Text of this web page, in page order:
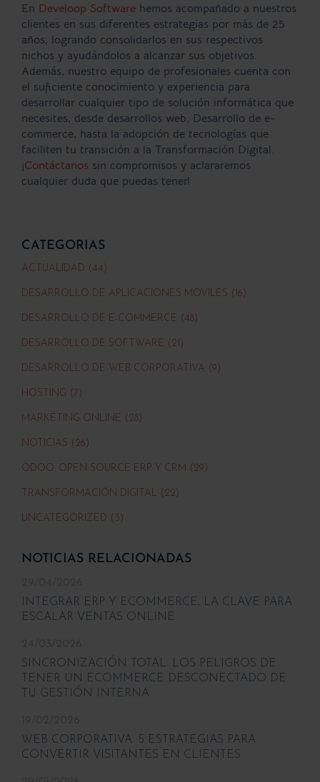
En Develoop Software hemos acompañado a nuestros
clientes en sus diferentes estrategias por más de 25
años, logrando consolidarlos en sus respectivos
nichos y ayudándolos a alcanzar sus objetivos.
Además, nuestro equipo de profesionales cuenta con
el suficiente conocimiento y experiencia para
desarrollar cualquier tipo de solución informática que
necesites, desde desarrollos web, Desarrollo de e-
commerce, hasta la adopción de tecnologías que
faciliten tu transición a la Transformación Digital.
¡Contáctanos sin compromisos y aclararemos
cualquier duda que puedas tener!
CATEGORIAS
ACTUALIDAD (44)
DESARROLLO DE APLICACIONES MÓVILES (16)
DESARROLLO DE E-COMMERCE (48)
DESARROLLO DE SOFTWARE (21)
DESARROLLO DE WEB CORPORATIVA (9)
HOSTING (7)
MARKETING ONLINE (28)
NOTICIAS (26)
ODOO: OPEN SOURCE ERP Y CRM (29)
TRANSFORMACIÓN DIGITAL (22)
UNCATEGORIZED (3)
NOTICIAS RELACIONADAS
INTEGRAR ERP Y ECOMMERCE, LA CLAVE PARA
ESCALAR VENTAS ONLINE
SINCRONIZACIÓN TOTAL: LOS PELIGROS DE
TENER UN ECOMMERCE DESCONECTADO DE
TU GESTIÓN INTERNA
WEB CORPORATIVA: 5 ESTRATEGIAS PARA
CONVERTIR VISITANTES EN CLIENTES